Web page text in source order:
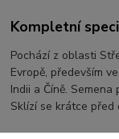
Kompletní
Pochází z oblasti
Evropě, především
Indii a Číně.
Sklízí se krátce před